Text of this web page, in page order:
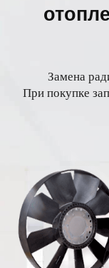
Замена
При покупке